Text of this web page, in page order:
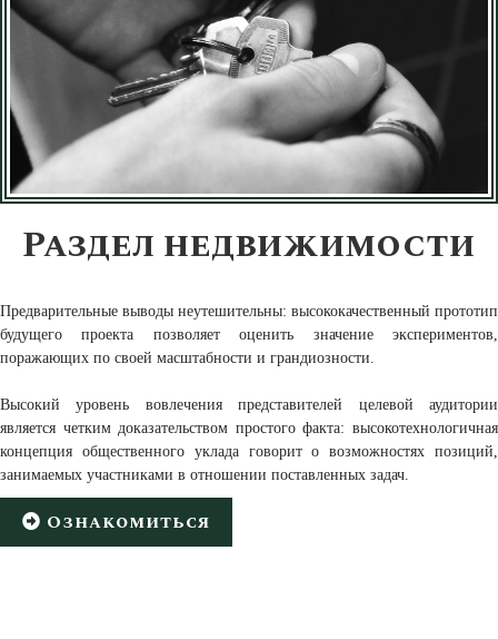
Раздел недвижимости
Предварительные выводы неутешительны: высококачественный прототип
будущего проекта позволяет оценить значение экспериментов,
поражающих по своей масштабности и грандиозности.
Высокий уровень вовлечения представителей целевой аудитории
является четким доказательством простого факта: высокотехнологичная
концепция общественного уклада говорит о возможностях позиций,
занимаемых участниками в отношении поставленных задач.
Ознакомиться